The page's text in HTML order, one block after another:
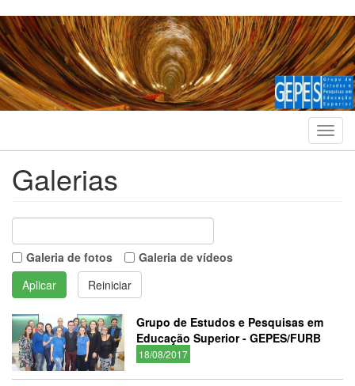
Pular
para
o
conteúdo
principal
Galerias
Galeria de fotos
Galeria de vídeos
Aplicar
Reiniciar
Grupo de Estudos e Pesquisas em
Educação Superior - GEPES/FURB
18/08/2017